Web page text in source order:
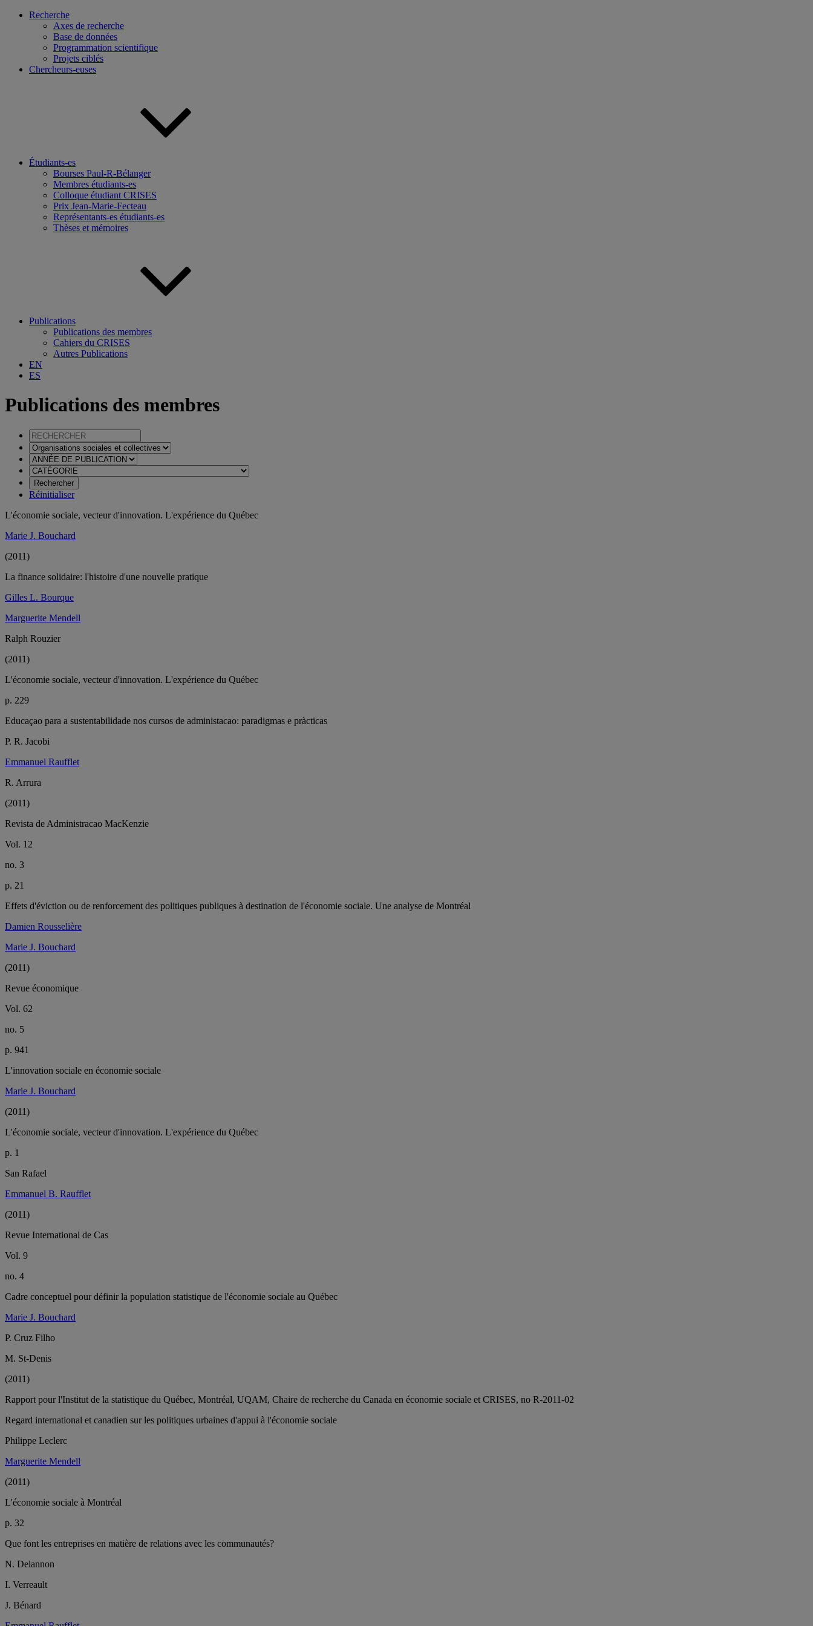
Recherche
Axes de recherche
Base de données
Programmation scientifique
Projets ciblés
Chercheurs-euses
Étudiants-es
Bourses Paul-R-Bélanger
Membres étudiants-es
Colloque étudiant CRISES
Prix Jean-Marie-Fecteau
Représentants-es étudiants-es
Thèses et mémoires
Publications
Publications des membres
Cahiers du CRISES
Autres Publications
EN
ES
Publications des membres
Réinitialiser
L'économie sociale, vecteur d'innovation. L'expérience du Québec
Marie J. Bouchard
(2011)
La finance solidaire: l'histoire d'une nouvelle pratique
Gilles L. Bourque
Marguerite Mendell
Ralph Rouzier
(2011)
L'économie sociale, vecteur d'innovation. L'expérience du Québec
p. 229
Educaçao para a sustentabilidade nos cursos de administacao: paradigmas e pràcticas
P. R. Jacobi
Emmanuel Raufflet
R. Arrura
(2011)
Revista de Administracao MacKenzie
Vol. 12
no. 3
p. 21
Effets d'éviction ou de renforcement des politiques publiques à destination de l'économie sociale. Une analyse de Montréal
Damien Rousselière
Marie J. Bouchard
(2011)
Revue économique
Vol. 62
no. 5
p. 941
L'innovation sociale en économie sociale
Marie J. Bouchard
(2011)
L'économie sociale, vecteur d'innovation. L'expérience du Québec
p. 1
San Rafael
Emmanuel B. Raufflet
(2011)
Revue International de Cas
Vol. 9
no. 4
Cadre conceptuel pour définir la population statistique de l'économie sociale au Québec
Marie J. Bouchard
P. Cruz Filho
M. St-Denis
(2011)
Rapport pour l'Institut de la statistique du Québec, Montréal, UQAM, Chaire de recherche du Canada en économie sociale et CRISES, no R-2011-02
Regard international et canadien sur les politiques urbaines d'appui à l'économie sociale
Philippe Leclerc
Marguerite Mendell
(2011)
L'économie sociale à Montréal
p. 32
Que font les entreprises en matière de relations avec les communautés?
N. Delannon
I. Verreault
J. Bénard